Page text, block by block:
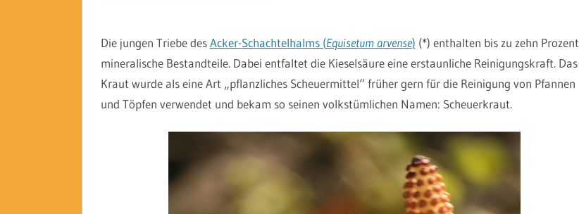
Die jungen Triebe desAcker-Schachtelhalms (Equisetum arvense) (*) enthalten bis zu zehn Prozent
mineralische Bestandteile. Dabei entfaltet die Kieselsäure eine erstaunliche Reinigungskraft. Das
Kraut wurde als eine Art „pflanzliches Scheuermittel“ früher gern für die Reinigung von Pfannen
und Töpfen verwendet und bekam so seinen volkstümlichen Namen: Scheuerkraut.